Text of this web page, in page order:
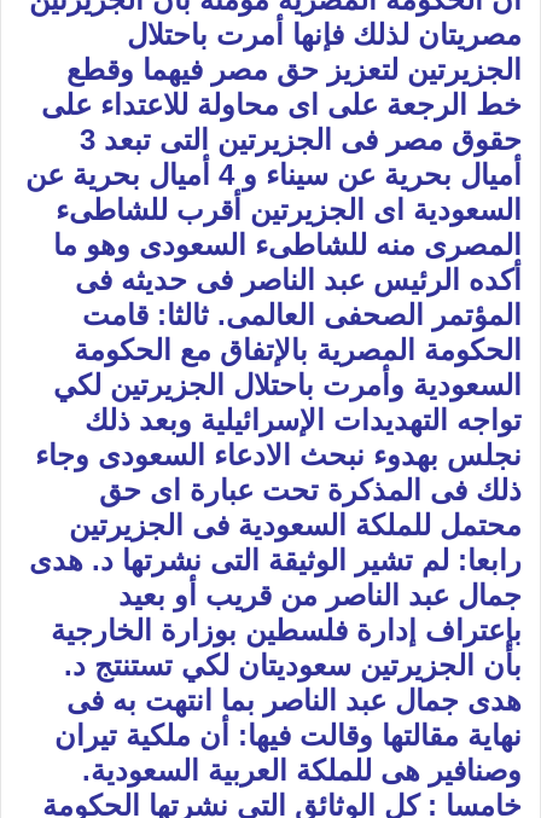
مصريتان لذلك فإنها أمرت باحتلال
الجزيرتين لتعزيز حق مصر فيهما وقطع
خط الرجعة على اى محاولة للاعتداء على
حقوق مصر فى الجزيرتين التى تبعد 3
أميال بحرية عن سيناء و 4 أميال بحرية عن
السعودية اى الجزيرتين أقرب للشاطىء
المصرى منه للشاطىء السعودى وهو ما
أكده الرئيس عبد الناصر فى حديثه فى
المؤتمر الصحفى العالمى. ثالثا: قامت
الحكومة المصرية بالإتفاق مع الحكومة
السعودية وأمرت باحتلال الجزيرتين لكي
تواجه التهديدات الإسرائيلية وبعد ذلك
نجلس بهدوء نبحث الادعاء السعودى وجاء
ذلك فى المذكرة تحت عبارة اى حق
محتمل للملكة السعودية فى الجزيرتين
رابعا: لم تشير الوثيقة التى نشرتها د. هدى
جمال عبد الناصر من قريب أو بعيد
بإعتراف إدارة فلسطين بوزارة الخارجية
بأن الجزيرتين سعوديتان لكي تستنتج د.
هدى جمال عبد الناصر بما انتهت به فى
نهاية مقالتها وقالت فيها: أن ملكية تيران
وصنافير هى للملكة العربية السعودية.
خامسا : كل الوثائق التى نشرتها الحكومة